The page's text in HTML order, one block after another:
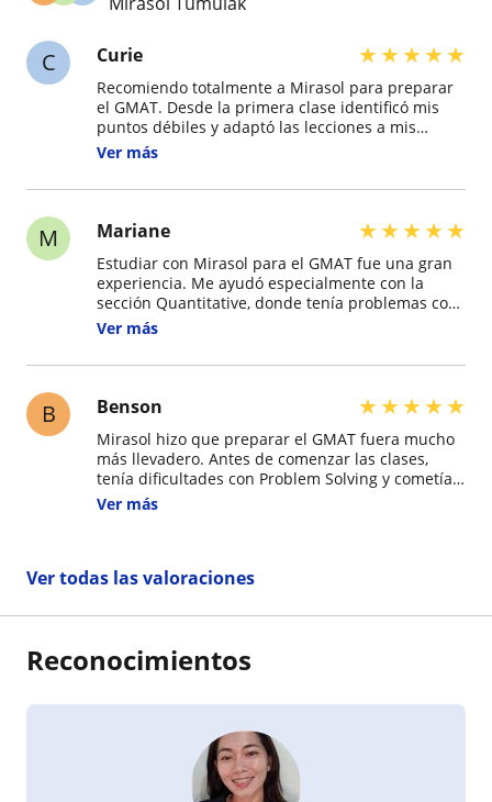
C Curie ★★★★★
Recomiendo totalmente a Mirasol para preparar
el GMAT. Desde la primera clase identificó mis
puntos débiles y adaptó las lecciones a mis
necesidades. Sus comentarios después de cada
corregir errores que repetía constantemente.
necesitaba para mi solicitud de maestría.
Ver más
M Mariane ★★★★★
Estudiar con Mirasol para el GMAT fue una gran
experiencia. Me ayudó especialmente con la
sección Quantitative, donde tenía problemas con
álgebra y resolución de problemas. Siempre
práctica, y sus ejercicios me permitieron ganar
Ver más
B Benson ★★★★★
Mirasol hizo que preparar el GMAT fuera mucho
más llevadero. Antes de comenzar las clases,
tenía dificultades con Problem Solving y cometía
errores por falta de estrategia. Ella me mostró
personalizada fueron clave para que obtuviera
Ver más
Ver todas las valoraciones
Reconocimientos